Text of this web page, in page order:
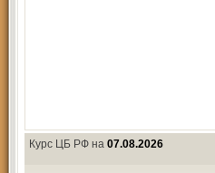
Курс ЦБ РФ на 07.08.2026